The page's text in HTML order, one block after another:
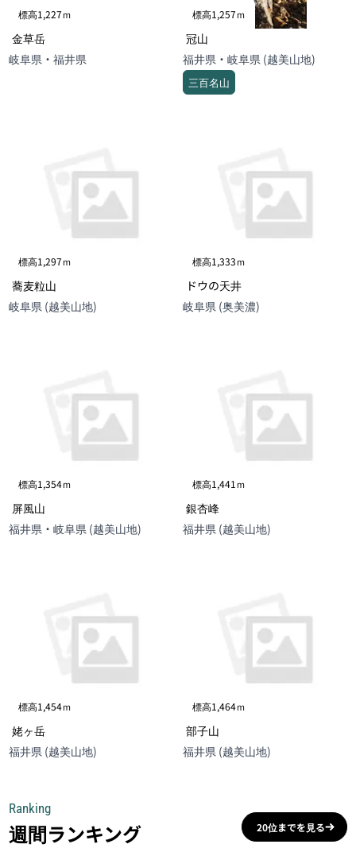
標高1,227ｍ
金草岳
岐阜県・福井県
標高1,257ｍ
冠山
福井県・岐阜県 (越美山地)
三百名山
標高1,297ｍ
蕎麦粒山
岐阜県 (越美山地)
標高1,333ｍ
ドウの天井
岐阜県 (奥美濃)
標高1,354ｍ
屏風山
福井県・岐阜県 (越美山地)
標高1,441ｍ
銀杏峰
福井県 (越美山地)
標高1,454ｍ
姥ヶ岳
福井県 (越美山地)
標高1,464ｍ
部子山
福井県 (越美山地)
Ranking
週間ランキング 20位までを見る